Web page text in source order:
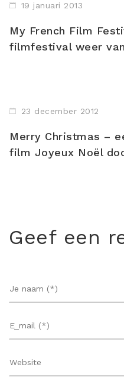
19 januari 2013
My French Film
filmfestival weer
23 december 2012
Merry Christmas –
film Joyeux Noël
Geef een